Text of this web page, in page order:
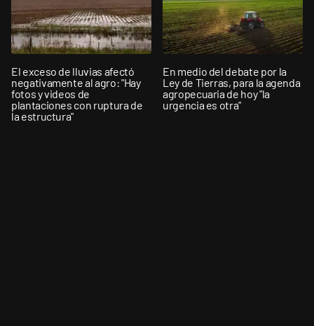
El exceso de lluvias afectó
negativamente al agro: "Hay
fotos y videos de
plantaciones con ruptura de
la estructura"
En medio del debate por la
Ley de Tierras, para la agenda
agropecuaria de hoy "la
urgencia es otra"